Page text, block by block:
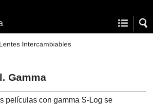
Intercambiables
Gamma
películas con gamma S-Log se